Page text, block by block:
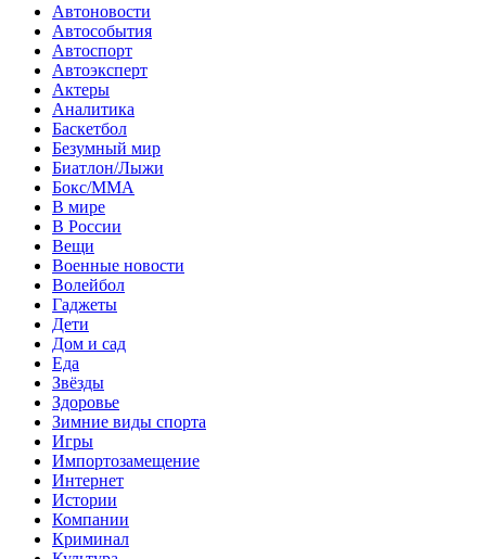
Автоновости
Автособытия
Автоспорт
Автоэксперт
Актеры
Аналитика
Баскетбол
Безумный мир
Биатлон/Лыжи
Бокс/MMA
В мире
В России
Вещи
Военные новости
Волейбол
Гаджеты
Дети
Дом и сад
Еда
Звёзды
Здоровье
Зимние виды спорта
Игры
Импортозамещение
Интернет
Истории
Компании
Криминал